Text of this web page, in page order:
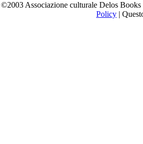
Associazione culturale Delos
Policy |